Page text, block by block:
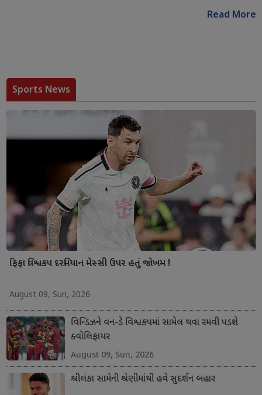
Read More
Sports News
ફિફા વિશ્વકપ દરમિયાન મેસ્સી ઉપર હતું જોખમ !
August 09, Sun, 2026
વિન્ડિઝને વન-ડે વિશ્વકપમાં સામેલ થવા રમવી પડશે
ક્વોલિફાયર
August 09, Sun, 2026
શ્રીલંકા સામેની શ્રેણીમાંથી હવે સુદર્શન બહાર